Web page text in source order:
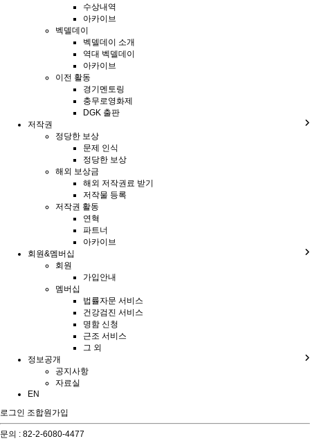
수상내역
아카이브
벡델데이
벡델데이 소개
역대 벡델데이
아카이브
이전 활동
경기멘토링
충무로영화제
DGK 출판
저작권
정당한 보상
문제 인식
정당한 보상
해외 보상금
해외 저작권료 받기
저작물 등록
저작권 활동
연혁
파트너
아카이브
회원&멤버십
회원
가입안내
멤버십
법률자문 서비스
건강검진 서비스
명함 신청
근조 서비스
그 외
정보공개
공지사항
자료실
EN
로그인 조합원가입
문의 : 82-2-6080-4477